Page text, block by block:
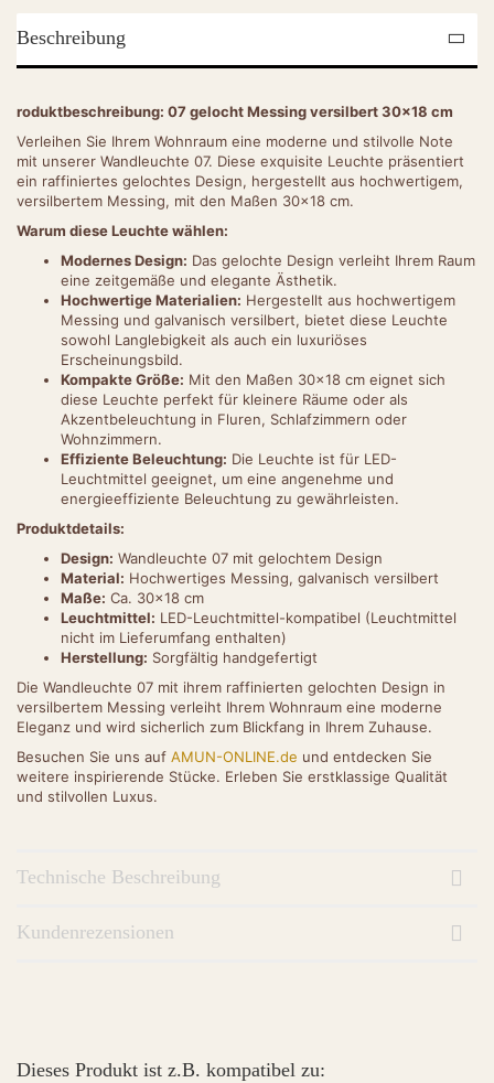
Beschreibung
roduktbeschreibung: 07 gelocht Messing versilbert 30x18 cm
Verleihen Sie Ihrem Wohnraum eine moderne und stilvolle Note
mit unserer Wandleuchte 07. Diese exquisite Leuchte präsentiert
ein raffiniertes gelochtes Design, hergestellt aus hochwertigem,
versilbertem Messing, mit den Maßen 30x18 cm.
Warum diese Leuchte wählen:
Modernes Design: Das gelochte Design verleiht Ihrem Raum
eine zeitgemäße und elegante Ästhetik.
Hochwertige Materialien: Hergestellt aus hochwertigem
Messing und galvanisch versilbert, bietet diese Leuchte
sowohl Langlebigkeit als auch ein luxuriöses
Erscheinungsbild.
Kompakte Größe: Mit den Maßen 30x18 cm eignet sich
diese Leuchte perfekt für kleinere Räume oder als
Akzentbeleuchtung in Fluren, Schlafzimmern oder
Wohnzimmern.
Effiziente Beleuchtung: Die Leuchte ist für LED-
Leuchtmittel geeignet, um eine angenehme und
energieeffiziente Beleuchtung zu gewährleisten.
Produktdetails:
Design: Wandleuchte 07 mit gelochtem Design
Material: Hochwertiges Messing, galvanisch versilbert
Maße: Ca. 30x18 cm
Leuchtmittel: LED-Leuchtmittel-kompatibel (Leuchtmittel
nicht im Lieferumfang enthalten)
Herstellung: Sorgfältig handgefertigt
Die Wandleuchte 07 mit ihrem raffinierten gelochten Design in
versilbertem Messing verleiht Ihrem Wohnraum eine moderne
Eleganz und wird sicherlich zum Blickfang in Ihrem Zuhause.
Besuchen Sie uns auf AMUN-ONLINE.de und entdecken Sie
weitere inspirierende Stücke. Erleben Sie erstklassige Qualität
und stilvollen Luxus.
Technische Beschreibung
Kundenrezensionen
Dieses Produkt ist z.B. kompatibel zu: